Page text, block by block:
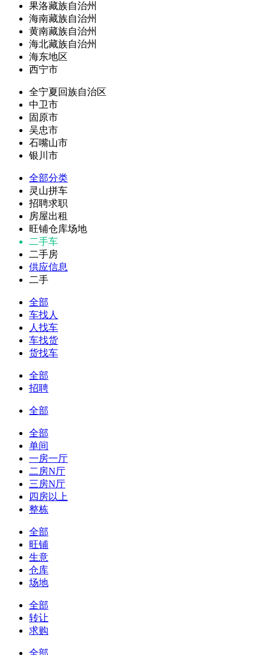
果洛藏族自治州
海南藏族自治州
黄南藏族自治州
海北藏族自治州
海东地区
西宁市
全宁夏回族自治区
中卫市
固原市
吴忠市
石嘴山市
银川市
全部分类
灵山拼车
招聘求职
房屋出租
旺铺仓库场地
二手车
二手房
供应信息
二手
全部
车找人
人找车
车找货
货找车
全部
招聘
全部
全部
单间
一房一厅
二房N厅
三房N厅
四房以上
整栋
全部
旺铺
生意
仓库
场地
全部
转让
求购
全部